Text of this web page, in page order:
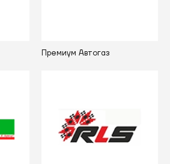
Премиум Автогаз